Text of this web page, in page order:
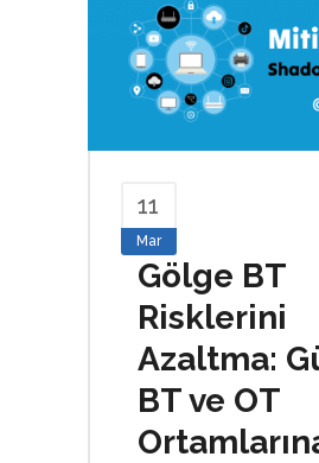
11
Mar
Gölge BT
Risklerini
Azaltma:
BT ve OT